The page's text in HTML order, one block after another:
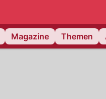
Magazine Themen